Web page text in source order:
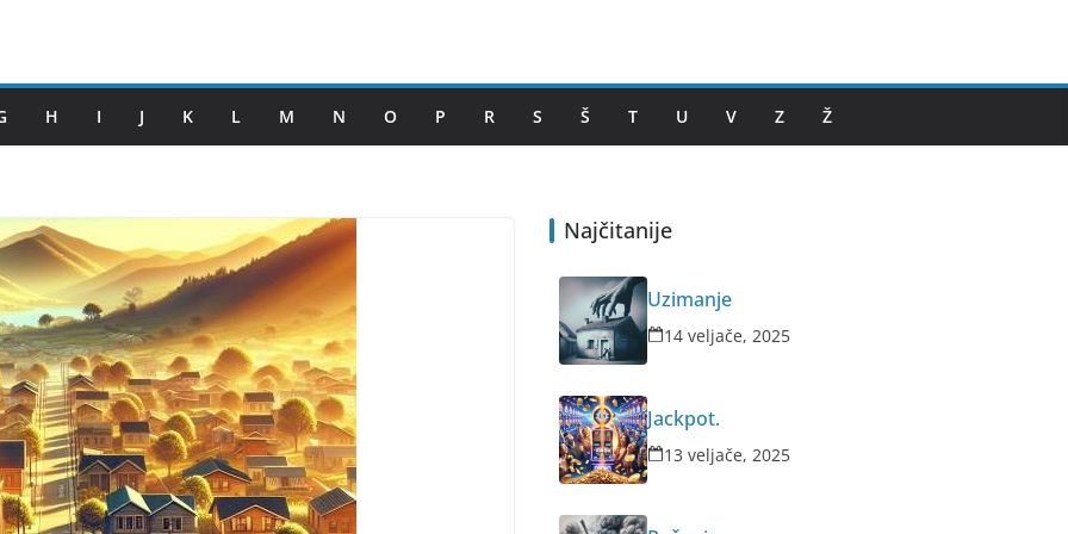
H I J K L M N O P R S Š T U V Z Ž
Najčitanije
Uzimanje
14 veljače, 2025
Jackpot.
13 veljače, 2025